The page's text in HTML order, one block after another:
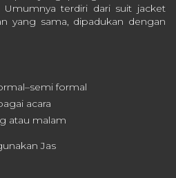
Umumnya terdiri dari suit jacket
yang sama, dipadukan dengan
formal
acara
atau malam
Jas